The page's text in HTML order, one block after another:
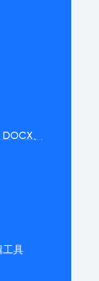
、
工具